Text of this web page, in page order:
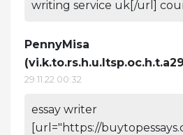
writing service uk[/url]
PennyMisa
(
29.11.22 00:32
essay writer
[url="https://